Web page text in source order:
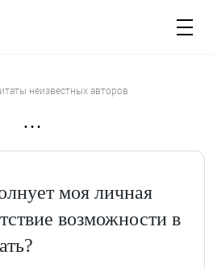
неизвестных авторов
…
моя личная
возможности в